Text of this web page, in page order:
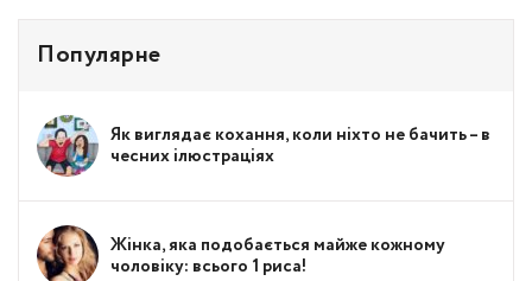
Популярне
Як виглядає кохання, коли ніхто не бачить – в
чесних ілюстраціях
Жінка, яка подобається майже кожному
чоловіку: всього 1 риса!